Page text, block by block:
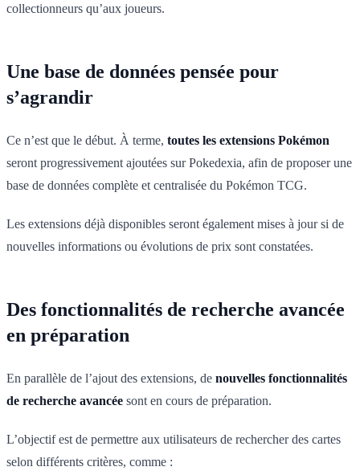
collectionneurs qu’aux joueurs.
Une base de données pensée pour
s’agrandir
Ce n’est que le début. À terme, toutes les extensions Pokémon
seront progressivement ajoutées sur Pokedexia, afin de proposer une
base de données complète et centralisée du Pokémon TCG.
Les extensions déjà disponibles seront également mises à jour si de
nouvelles informations ou évolutions de prix sont constatées.
Des fonctionnalités de recherche avancée
en préparation
En parallèle de l’ajout des extensions, de nouvelles fonctionnalités
de recherche avancée sont en cours de préparation.
L’objectif est de permettre aux utilisateurs de rechercher des cartes
selon différents critères, comme :